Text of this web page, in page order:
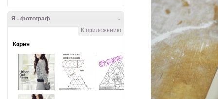
-
Я - фотограф
К приложению
Корея